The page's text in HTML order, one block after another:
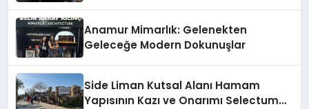
Anamur Mimarlık: Gelenekten
Geleceğe Modern Dokunuşlar
Side Liman Kutsal Alanı Hamam
Yapısının Kazı ve Onarımı Selectum